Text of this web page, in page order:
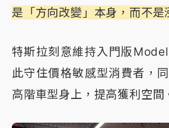
是「方向改變」本身，而不是
特斯拉刻意維持入門版
此守住價格敏感型消費者，
高階車型身上，提高獲利空間